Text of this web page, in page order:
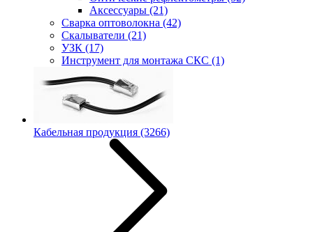
Аксессуары (21)
Сварка оптоволокна (42)
Скалыватели (21)
УЗК (17)
Инструмент для монтажа СКС (1)
Кабельная продукция (3266)